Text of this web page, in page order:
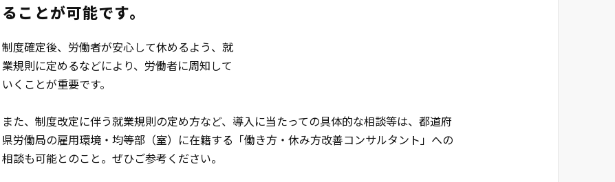
ることが可能です。
制度確定後、労働者が安心して休めるよう、就
業規則に定めるなどにより、労働者に周知して
いくことが重要です。
また、制度改定に伴う就業規則の定め方など、導入に当たっての具体的な相談等は、都道府
県労働局の雇用環境・均等部（室）に在籍する「働き方・休み方改善コンサルタント」への
相談も可能とのこと。ぜひご参考ください。